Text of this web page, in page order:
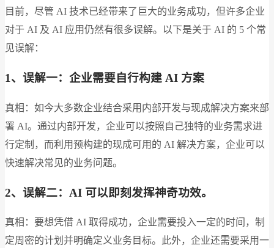
目前，尽管 AI 技术已经带来了巨大的业务成功，但许多企业
对于 AI 及 AI 应用仍然有很多误解。以下是关于 AI 的 5 个常
见误解：
1、误解一：企业需要自行构建 AI 方案
真相：如今大多数企业结合采用内部开发与现成解决方案来部
署 AI。通过内部开发，企业可以按照自己独特的业务需求进
行定制，而利用预构建的现成可用的 AI 解决方案，企业可以
快速解决常见的业务问题。
2、误解二：AI 可以即刻发挥神奇功效。
真相：要想凭借 AI 取得成功，企业需要投入一定的时间，制
定周密的计划并明确定义业务目标。此外，企业还需要采用一